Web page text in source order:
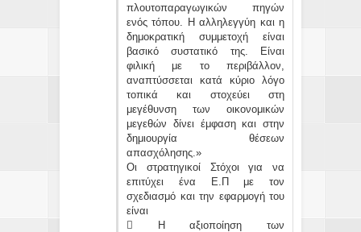
πλουτοπαραγωγικών πηγών
ενός τόπου. Η αλληλεγγύη και η
δημοκρατική συμμετοχή είναι
βασικό συστατικό της. Είναι
φιλική με το περιβάλλον,
αναπτύσσεται κατά κύριο λόγο
τοπικά και στοχεύει στη
μεγέθυνση των οικονομικών
μεγεθών δίνει έμφαση και στην
δημιουργία θέσεων
απασχόλησης.»
Οι στρατηγικοί Στόχοι για να
επιτύχει ένα Ε.Π με τον
σχεδιασμό και την εφαρμογή του
είναι
 Η αξιοποίηση των